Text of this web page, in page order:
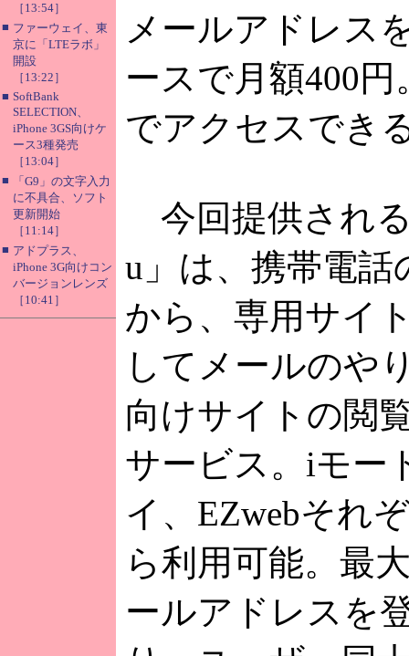
［13:54］
■ ファーウェイ、東
京に「LTEラボ」
開設
［13:22］
■ SoftBank
SELECTION、
iPhone 3GS向けケ
ース3種発売
［13:04］
■
「G9」の文字入力
に不具合、ソフト
更新開始
［11:14］
■ アドプラス、
iPhone 3G向けコン
バージョンレンズ
［10:41］
メールアドレス
ースで月額400円
でアクセスでき
今回提供され
u」は、携帯電話
から、専用サイ
してメールのや
向けサイトの閲
サービス。iモー
イ、EZwebそれ
ら利用可能。最
ールアドレスを